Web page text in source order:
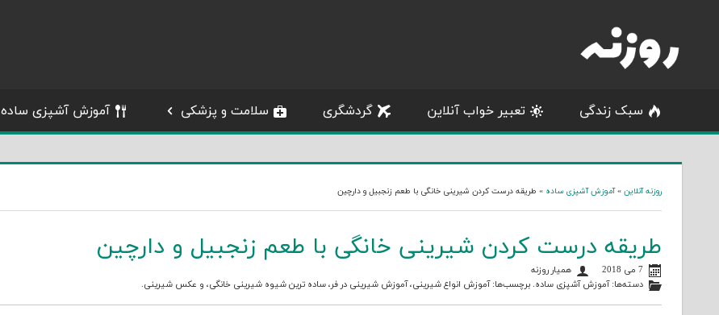
content
سبک زندگی تعبیر خواب آنلاین گردشگری سلامت و پزشکی آموزش آشپزی ساده
روزنه آنلاین »آموزش آشپزی ساده » طریقه درست کردن شیرینی خانگی با طعم زنجبیل و دارچین
طریقه درست کردن شیرینی خانگی با طعم زنجبیل و دارچین
7 می 2018
همیار روزنه
دسته‌ها:آموزش آشپزی ساده. برچسب‌ها:آموزش انواع شیرینی،آموزش شیرینی در فر ، ساده ترین شیوه شیرینی خانگی، و عکس شیرینی.